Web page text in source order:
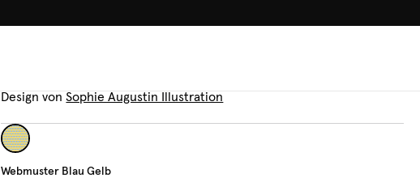
Kissen
Design von Sophie Augustin Illustration
Webmuster Blau Gelb